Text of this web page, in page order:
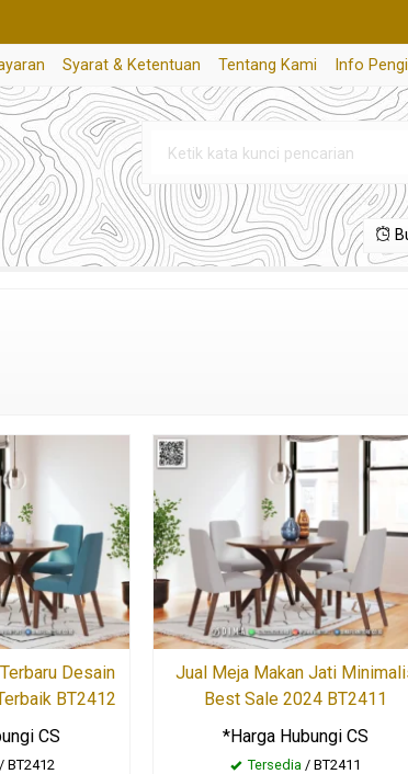
Syarat & Ketentuan Tentang Kami Info
Desain
BT2412
CS
BT2412
Jual Meja Makan Jati
Best Sale 2024 BT2411
*Harga Hubungi CS
Tersedia / BT2411